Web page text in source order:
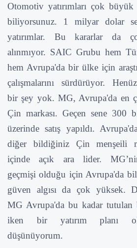
Otomotiv yatırımları çok büyük
biliyorsunuz. 1 milyar dolar
yatırımlar. Bu kararlar da
alınmıyor. SAIC Grubu hem
hem Avrupa'da bir ülke için
çalışmalarını sürdürüyor.
bir şey yok. MG, Avrupa'da en
Çin markası. Geçen sene 300
üzerinde satış yapıldı.
diğer bildiğiniz Çin menşeili
içinde açık ara lider.
geçmişi olduğu için Avrupa'da
güven algısı da çok yüksek.
MG Avrupa'da bu kadar tutulan
iken bir yatırım planı
düşünüyorum.